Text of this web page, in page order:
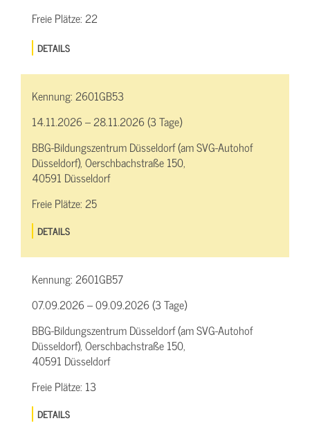
Freie Plätze:22
DETAILS
Kennung:2601GB53
14.11.2026 – 28.11.2026 (3 Tage)
BBG-Bildungszentrum Düsseldorf (am SVG-Autohof
Düsseldorf), Oerschbachstraße 150,
40591 Düsseldorf
Freie Plätze:25
DETAILS
Kennung:2601GB57
07.09.2026 – 09.09.2026 (3 Tage)
BBG-Bildungszentrum Düsseldorf (am SVG-Autohof
Düsseldorf), Oerschbachstraße 150,
40591 Düsseldorf
Freie Plätze: 13
DETAILS